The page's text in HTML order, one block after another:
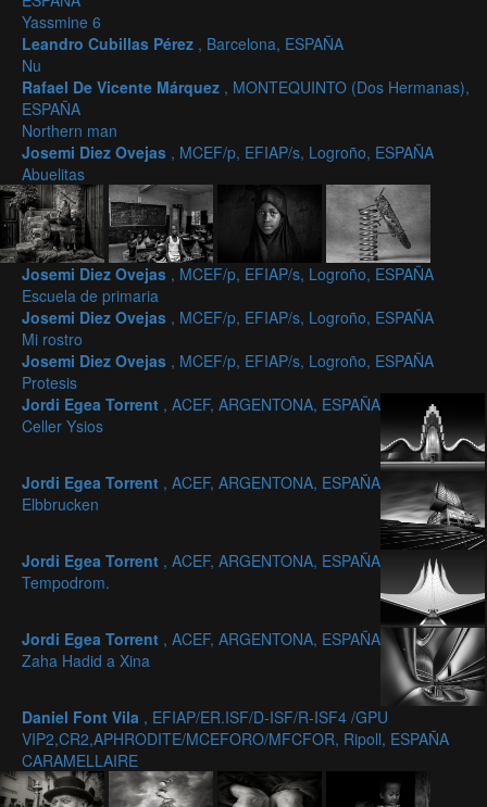
Yassmine 6
Leandro Cubillas Pérez , Barcelona, ESPAÑA
Nu
Rafael De Vicente Márquez , MONTEQUINTO (Dos Hermanas),
ESPAÑA
Northern man
Josemi Diez Ovejas , MCEF/p, EFIAP/s, Logroño, ESPAÑA
Abuelitas
Josemi Diez Ovejas , MCEF/p, EFIAP/s, Logroño, ESPAÑA
Escuela de primaria
Josemi Diez Ovejas , MCEF/p, EFIAP/s, Logroño, ESPAÑA
Mi rostro
Josemi Diez Ovejas , MCEF/p, EFIAP/s, Logroño, ESPAÑA
Protesis
Jordi Egea Torrent , ACEF, ARGENTONA, ESPAÑA
Celler Ysios
Jordi Egea Torrent , ACEF, ARGENTONA, ESPAÑA
Elbbrucken
Jordi Egea Torrent , ACEF, ARGENTONA, ESPAÑA
Tempodrom.
Jordi Egea Torrent , ACEF, ARGENTONA, ESPAÑA
Zaha Hadid a Xina
Daniel Font Vila , EFIAP/ER.ISF/D-ISF/R-ISF4 /GPU
VIP2,CR2,APHRODITE/MCEFORO/MFCFOR, Ripoll, ESPAÑA
CARAMELLAIRE